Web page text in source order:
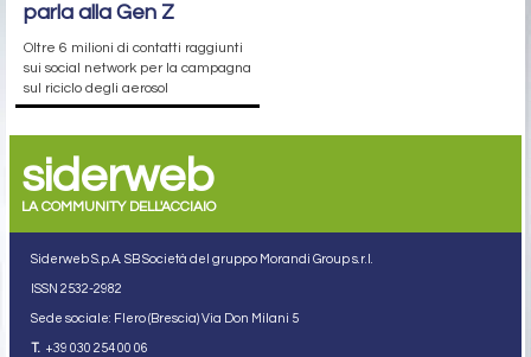
parla alla Gen Z
Oltre 6 milioni di contatti raggiunti
sui social network per la campagna
sul riciclo degli aerosol
siderweb
LA COMMUNITY DELL'ACCIAIO
Siderweb S.p.A. SB Società del gruppo Morandi Group s.r.l.
ISSN 2532-2982
Sede sociale: Flero (Brescia) Via Don Milani 5
T. +39 030 254 00 06